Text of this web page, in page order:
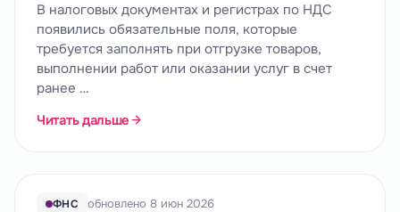
В налоговых документах и регистрах по НДС
появились обязательные поля, которые
требуется заполнять при отгрузке товаров,
выполнении работ или оказании услуг в счет
ранее …
Читать дальше
ФНС обновлено 8 июн 2026